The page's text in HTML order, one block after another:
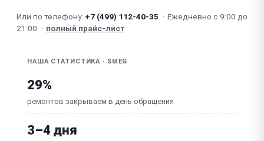
Неисправна плата управления
Или по телефону: +7 (499) 112-40-35 · Ежедневно с 9:00 до
21:00 · полный прайс-лист
НАША СТАТИСТИКА · SMEG
29%
ремонтов закрываем в день обращения
3–4 дня